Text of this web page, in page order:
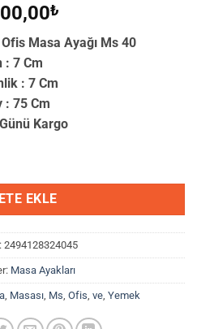
₺
Masa Ayağı Ms 40
: 7 Cm
: 7 Cm
: 75 Cm
Kargo
Ms 40 adet
EKLE
2494128324045
Masa Ayakları
Masası Ms Ofis ve Yemek